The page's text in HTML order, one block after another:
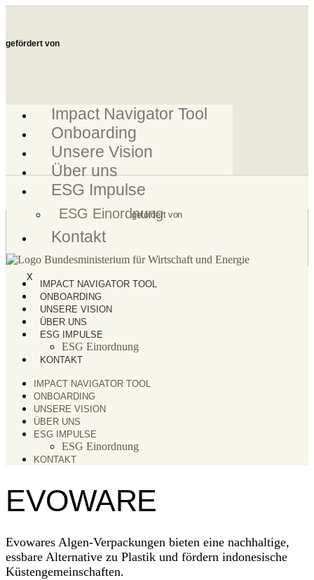
gefördert von
Impact Navigator Tool
Onboarding
Unsere Vision
Über uns
ESG Impulse
ESG Einordnung
Kontakt
X
gefördert von
IMPACT NAVIGATOR TOOL
ONBOARDING
UNSERE VISION
ÜBER UNS
ESG IMPULSE
ESG Einordnung
KONTAKT
IMPACT NAVIGATOR TOOL
ONBOARDING
UNSERE VISION
ÜBER UNS
ESG IMPULSE
ESG Einordnung
KONTAKT
EVOWARE
Evowares Algen-Verpackungen bieten eine nachhaltige,
essbare Alternative zu Plastik und fördern indonesische
Küstengemeinschaften.